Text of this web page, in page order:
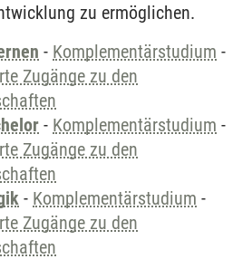
zu ermöglichen.
- Komplementärstudium -
Zugänge zu den
- Komplementärstudium -
Zugänge zu den
- Komplementärstudium -
Zugänge zu den